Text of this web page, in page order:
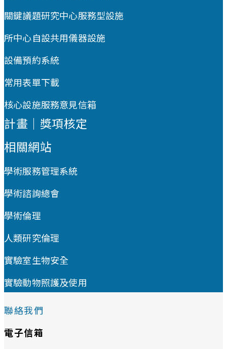
關鍵議題研究中心服務型設施
所中心自設共用儀器設施
設備預約系統
常用表單下載
核心設施服務意見信箱
計畫｜獎項核定
相關網站
學術服務管理系統
學術諮詢總會
學術倫理
人類研究倫理
實驗室生物安全
實驗動物照護及使用
聯絡我們
電子信箱